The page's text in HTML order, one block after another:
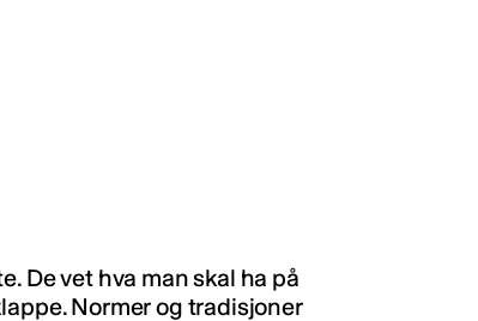
De vet hva man skal ha på
Normer og tradisjoner